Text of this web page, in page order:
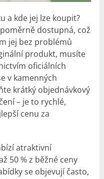
a kde jej lze koupit?
dostupná, což
jej bez problémů
produkt, musíte
oficiálních
v kamenných
krátký objednávkový
– je to rychlé,
cenu za
atraktivní
50 % z běžné ceny
se objevují často,